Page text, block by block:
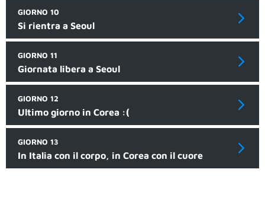
GIORNO 10
Si rientra a Seoul
GIORNO 11
Giornata libera a Seoul
GIORNO 12
Ultimo giorno in Corea :(
GIORNO 13
In Italia con il corpo, in Corea con il cuore